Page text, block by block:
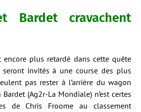
Bardet cravachent
encore plus retardé dans cette quête
invités à une course des plus
pas rester à l’arrière du wagon
(Ag2r-La Mondiale) n’est certes
de Chris Froome au classement